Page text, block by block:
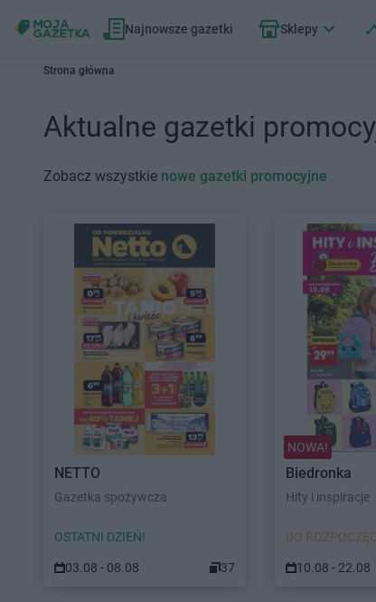
Najnowsze gazetki Sklepy
Strona główna
Aktualne gazetki
Zobacz wszystkie nowe gazetki promocyjne
NETTO
Gazetka spożywcza
OSTATNI DZIEŃ!
03.08 - 08.08 37
NOWA!
Biedronka
Hity i inspiracje
DO
10.08 - 22.08